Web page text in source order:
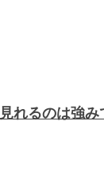
れるのは強み